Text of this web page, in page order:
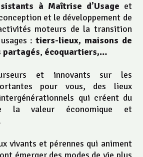
à Maîtrise d’Usage et
et le développement de
moteurs de la transition
usages :tiers-lieux, maisons de
partagés, écoquartiers,…
et innovants sur les
pour vous, des lieux
qui créent du
la valeur économique et
vivants et pérennes qui animent